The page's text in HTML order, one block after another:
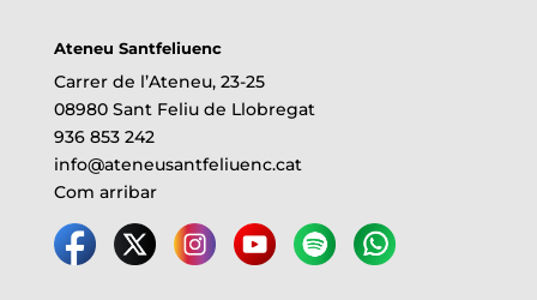
Ateneu Santfeliuenc
Carrer de l’Ateneu, 23-25
08980 Sant Feliu de Llobregat
936 853 242
info@ateneusantfeliuenc.cat
Com arribar